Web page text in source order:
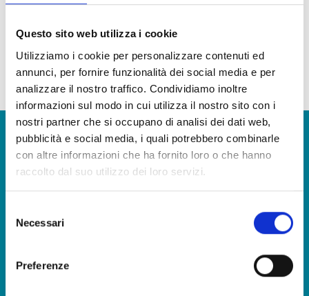
Questo sito web utilizza i cookie
Utilizziamo i cookie per personalizzare contenuti ed
annunci, per fornire funzionalità dei social media e per
analizzare il nostro traffico. Condividiamo inoltre
informazioni sul modo in cui utilizza il nostro sito con i
nostri partner che si occupano di analisi dei dati web,
pubblicità e social media, i quali potrebbero combinarle
con altre informazioni che ha fornito loro o che hanno
raccolto dal suo utilizzo dei loro servizi.
delNecessari
Preferenze
SUGGERIMENTI PER IL CONSUMO
aperitivo. Può essere anche impiegata come base per insalate di riso, farro
capperi.
la nostra continua ricerca della qualità fa sì che alcuni ingredienti e materie prime possano
Vuoi avere maggiori informazioni e ricevere il nostro
catalogo prodotti?
SCARICA IL NOSTRO CATALOGO E SCOPRI TUTTE LE